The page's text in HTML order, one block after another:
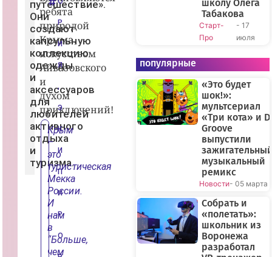
путешествие».
Они
создают
капсульную
коллекцию
одежды
и
аксессуаров
для
любителей
активного
отдыха
и
туризма.
ребята
природой
Крыма,
искусством
Айвазовского
и
духом
приключений!
Крым
–
это
туристическая
Мекка
России.
И
нам
в
“Больше,
чем
Р
И
Я
,
Э
К
И
П
И
Р
О
школу Олега
Табакова
Старт-
Про
- 17
июля
популярные
«Это будет
шок!»:
мультсериал
«Три кота» и
Groove
выпустили
музыкальный
ремикс
Новости- 05 марта
Собрать и
«полетать»:
школьник из
Воронежа
разработал